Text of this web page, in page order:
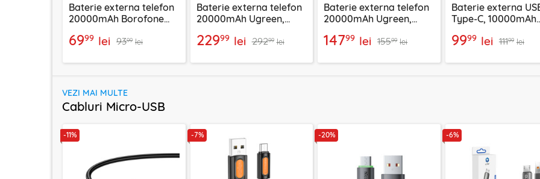
Baterie externa telefon
20000mAh Borofone
6999 lei 9399 lei
Baterie externa telefon
20000mAh Ugreen,
22999 lei 29299 lei
Baterie externa telefon
20000mAh Ugreen,
14799 lei 15599 lei
Baterie externa
Type-C, 10000mAh
9999 lei 11199 lei
VEZI MAI MULTE
Cabluri Micro-USB
-11% -7% -20% -6%